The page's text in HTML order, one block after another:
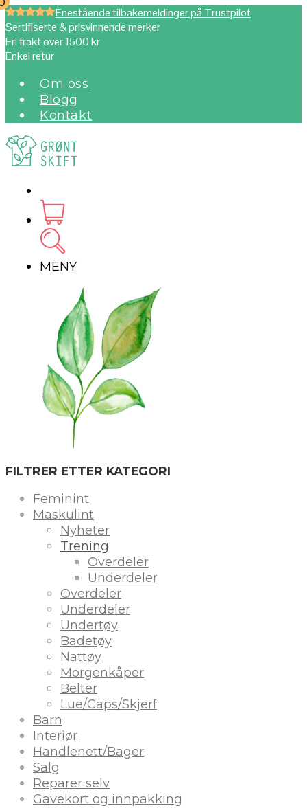
Enestående tilbakemeldinger på Trustpilot
Sertifiserte & prisvinnende merker
Fri frakt over 1500 kr
Enkel retur
Om oss
Blogg
Kontakt
MENY
FILTRER ETTER KATEGORI
Feminint
Maskulint
Nyheter
Trening
Overdeler
Underdeler
Overdeler
Underdeler
Undertøy
Badetøy
Nattøy
Morgenkåper
Belter
Lue/Caps/Skjerf
Barn
Interiør
Handlenett/Bager
Salg
Reparer selv
Gavekort og innpakking